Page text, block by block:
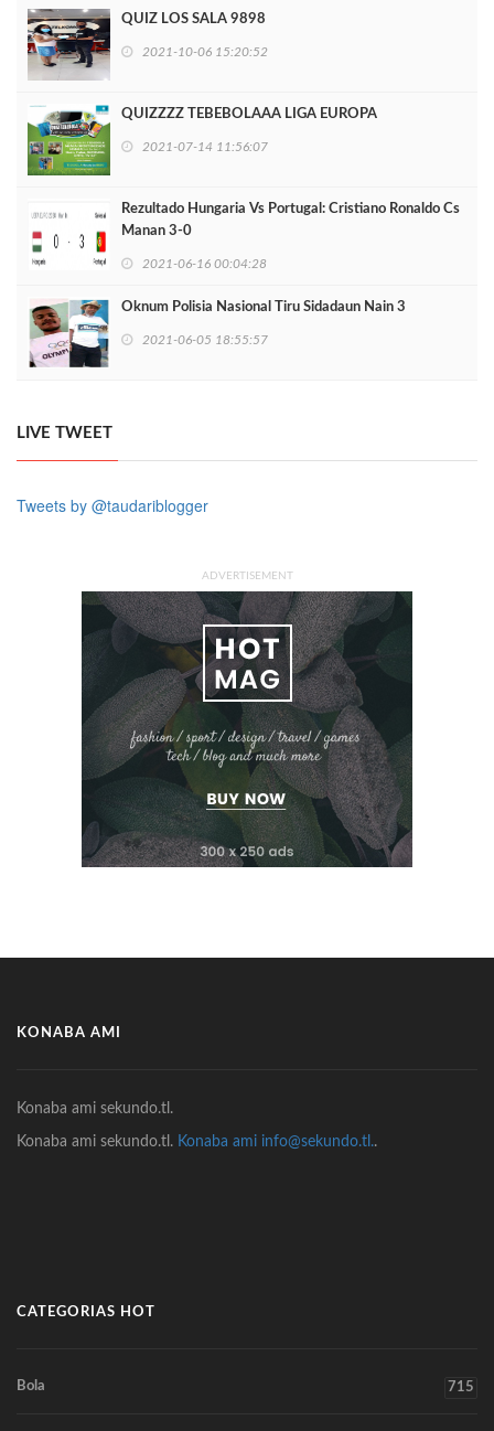
QUIZ LOS SALA 9898
2021-10-06 15:20:52
QUIZZZZ TEBEBOLAAA LIGA EUROPA
2021-07-14 11:56:07
Rezultado Hungaria Vs Portugal: Cristiano Ronaldo Cs
Manan 3-0
2021-06-16 00:04:28
Oknum Polisia Nasional Tiru Sidadaun Nain 3
2021-06-05 18:55:57
LIVE TWEET
Tweets by @taudariblogger
ADVERTISEMENT
KONABA AMI
Konaba ami sekundo.tl.
Konaba ami sekundo.tl. Konaba ami info@sekundo.tl..
CATEGORIAS HOT
Bola 715